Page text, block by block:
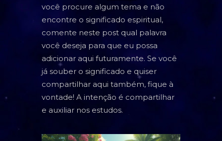
ORÁCULOS
TAROT
BARALHO CIGANO
CARTOMANCIA
BARALHO VOVÓ CIGANA
RUNAS NÓRDICAS
você procure algum tema e não
encontre o significado espiritual,
comente neste post qual palavra
você deseja para que eu possa
adicionar aqui futuramente. Se você
já souber o significado e quiser
compartilhar aqui também, fique à
vontade! A intenção é compartilhar
e auxiliar nos estudos.